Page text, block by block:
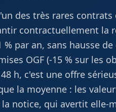
des très rares contrats
contractuellement la
% par an, sans hausse
OGF (-15 % sur les
h, c'est une offre
la moyenne : les
notice, qui avertit elle-